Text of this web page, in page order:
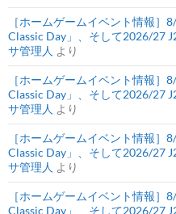
［ホームゲームイベント情報
Classic Day」、そして2026/27
サ管理人 より
［ホームゲームイベント情報
Classic Day」、そして2026/27
サ管理人 より
［ホームゲームイベント情報
Classic Day」、そして2026/27
サ管理人 より
［ホームゲームイベント情報
Classic Day」、そして2026/27